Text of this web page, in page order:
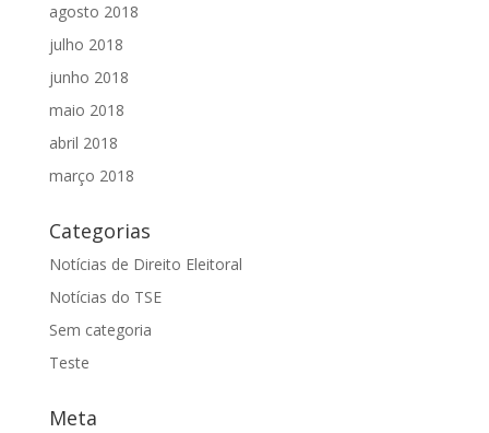
agosto 2018
julho 2018
junho 2018
maio 2018
abril 2018
março 2018
Categorias
Notícias de Direito Eleitoral
Notícias do TSE
Sem categoria
Teste
Meta